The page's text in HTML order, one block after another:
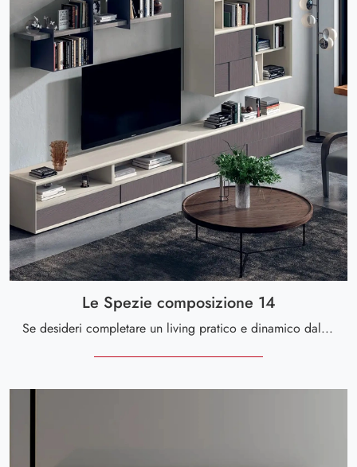
Le Spezie composizione 14
Se desideri completare un living pratico e dinamico dalle linee moderne, ecco a te la parete attrezzata Le Spezie composizione 14 Le Fablier.